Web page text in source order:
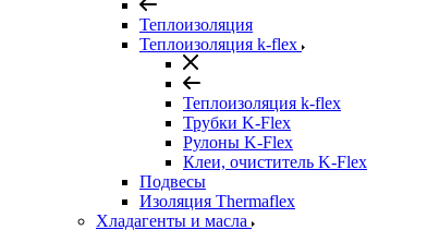
Теплоизоляция
Теплоизоляция k-flex
Теплоизоляция k-flex
Трубки K-Flex
Рулоны K-Flex
Клеи, очиститель K-Flex
Подвесы
Изоляция Thermaflex
Хладагенты и масла